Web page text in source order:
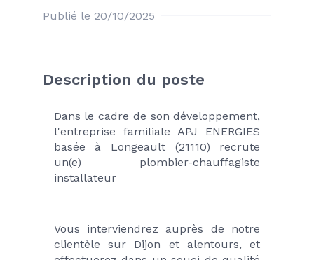
Publié le 20/10/2025
Description du poste
Dans le cadre de son développement,
l'entreprise familiale APJ ENERGIES
basée à Longeault (21110) recrute
un(e) plombier-chauffagiste
installateur
Vous interviendrez auprès de notre
clientèle sur Dijon et alentours, et